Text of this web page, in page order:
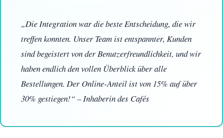
„Die Integration war die beste Entscheidung, die wir
treffen konnten. Unser Team ist entspannter, Kunden
sind begeistert von der Benutzerfreundlichkeit, und wir
haben endlich den vollen Überblick über alle
Bestellungen. Der Online-Anteil ist von 15% auf über
30% gestiegen!“ – Inhaberin des Cafés